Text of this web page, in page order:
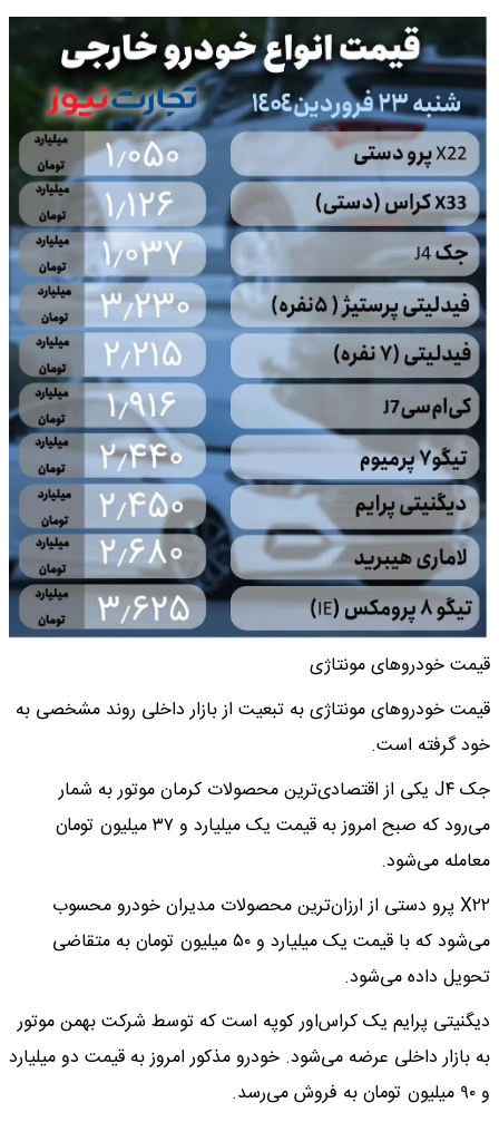
قیمت خودروهای مونتاژی
قیمت خودروهای مونتاژی به تبعیت از بازار داخلی روند مشخصی به
خود گرفته است.
جک J۴ یکی از اقتصادی‌ترین محصولات کرمان موتور به شمار
می‌رود که صبح امروز به قیمت یک میلیارد و ۳۷ میلیون تومان
معامله می‌شود.
X۲۲ پرو دستی از ارزان‌ترین محصولات مدیران خودرو محسوب
می‌شود که با قیمت یک میلیارد و ۵۰ میلیون تومان به متقاضی
تحویل داده می‌شود.
دیگنیتی پرایم یک کراس‌اور کوپه است که توسط شرکت بهمن موتور
به بازار داخلی عرضه می‌شود. خودرو مذکور امروز به قیمت دو میلیارد
و ۹۰ میلیون تومان به فروش می‌رسد.